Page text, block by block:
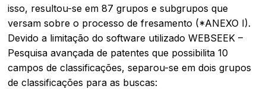
isso, resultou-se em 87 grupos e subgrupos que
versam sobre o processo de fresamento (*ANEXO I).
Devido a limitação do software utilizado WEBSEEK –
Pesquisa avançada de patentes que possibilita 10
campos de classificações, separou-se em dois grupos
de classificações para as buscas: